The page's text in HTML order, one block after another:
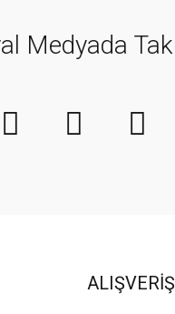
Medyada
ALIŞVERİŞ